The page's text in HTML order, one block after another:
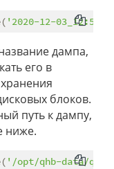
'2020-12-
дампа,
его в
блоков.
путь к дампу,
ниже.
'/opt/qhb-data/qhb-